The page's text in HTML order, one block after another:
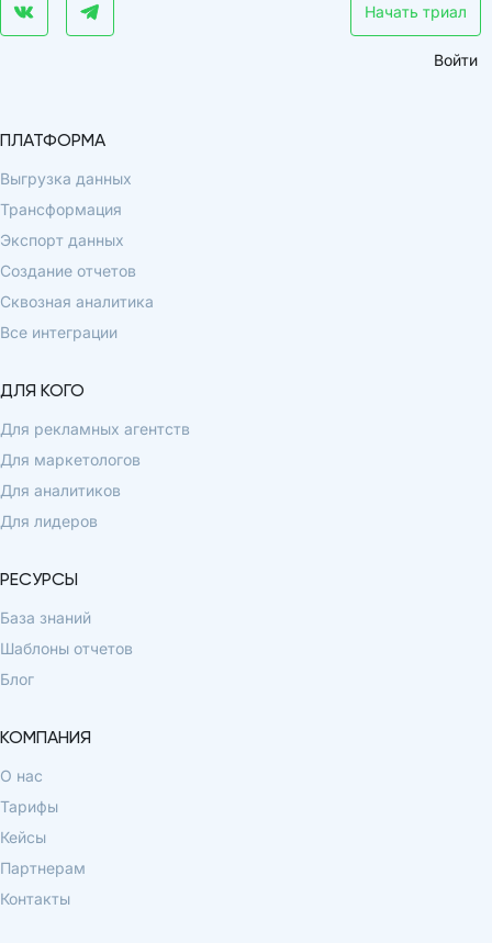
Начать триал
Войти
ПЛАТФОРМА
Выгрузка данных
Трансформация
Экспорт данных
Создание отчетов
Сквозная аналитика
Все интеграции
ДЛЯ КОГО
Для рекламных агентств
Для маркетологов
Для аналитиков
Для лидеров
РЕСУРСЫ
База знаний
Шаблоны отчетов
Блог
КОМПАНИЯ
О нас
Тарифы
Кейсы
Партнерам
Контакты